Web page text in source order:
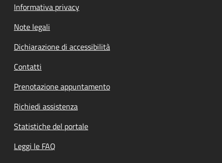
Informativa privacy
Note legali
Dichiarazione di accessibilità
Contatti
Prenotazione appuntamento
Richiedi assistenza
Statistiche del portale
Leggi le FAQ